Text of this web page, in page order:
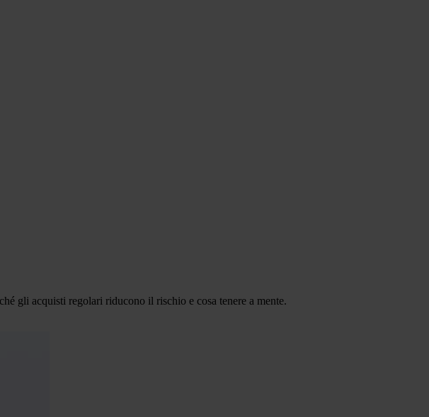
gli acquisti regolari riducono il rischio e cosa tenere a mente.